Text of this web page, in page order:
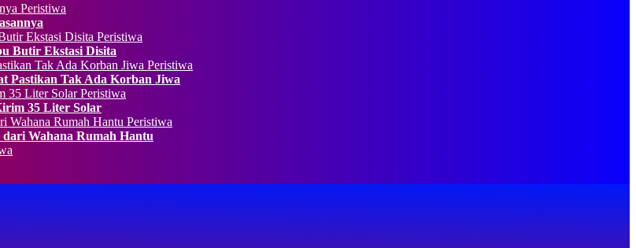
Peristiwa
Peristiwa
Butir Ekstasi Disita
Peristiwa
Pastikan Tak Ada Korban Jiwa
Peristiwa
35 Liter Solar
Peristiwa
Wahana Rumah Hantu